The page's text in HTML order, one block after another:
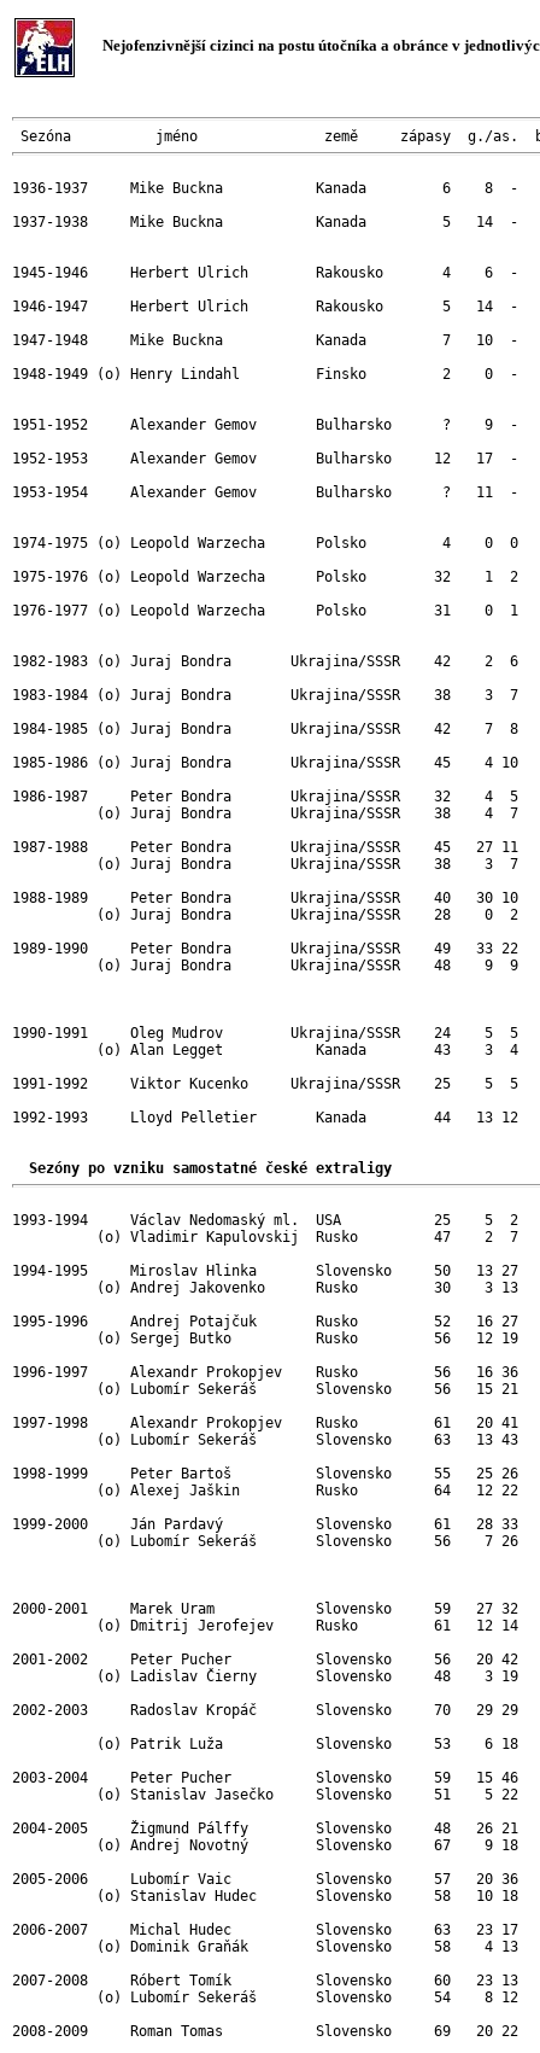
Nejofenzivnější cizinci na postu útočníka a obránce v
Sezóna          jméno               země     zápasy  g./as.
1936-1937     Mike Buckna           Kanada         6    8  -
1937-1938     Mike Buckna           Kanada         5   14  -
1945-1946     Herbert Ulrich        Rakousko       4    6  -
1946-1947     Herbert Ulrich        Rakousko       5   14  -
1947-1948     Mike Buckna           Kanada         7   10  -
1948-1949 (o) Henry Lindahl         Finsko         2    0
1951-1952     Alexander Gemov       Bulharsko      ?    9
1952-1953     Alexander Gemov       Bulharsko     12   17
1953-1954     Alexander Gemov       Bulharsko      ?   11
1974-1975 (o) Leopold Warzecha      Polsko         4    0
1975-1976 (o) Leopold Warzecha      Polsko        32    1
1976-1977 (o) Leopold Warzecha      Polsko        31    0
1982-1983 (o) Juraj Bondra       Ukrajina/SSSR    42
1983-1984 (o) Juraj Bondra       Ukrajina/SSSR    38    3
1984-1985 (o) Juraj Bondra       Ukrajina/SSSR    42    7
1985-1986 (o) Juraj Bondra       Ukrajina/SSSR    45    4
1986-1987     Peter Bondra       Ukrajina/SSSR    32    4
(o) Juraj Bondra       Ukrajina/SSSR    38    4  7
1987-1988     Peter Bondra       Ukrajina/SSSR    45   27
(o) Juraj Bondra       Ukrajina/SSSR    38    3  7
1988-1989     Peter Bondra       Ukrajina/SSSR    40   30
(o) Juraj Bondra       Ukrajina/SSSR    28    0  2
1989-1990     Peter Bondra       Ukrajina/SSSR    49   33
(o) Juraj Bondra       Ukrajina/SSSR    48    9  9
1990-1991     Oleg Mudrov        Ukrajina/SSSR    24    5
(o) Alan Legget           Kanada        43    3  4
1991-1992     Viktor Kucenko     Ukrajina/SSSR    25    5
1992-1993     Lloyd Pelletier       Kanada        44   13
Sezóny po vzniku samostatné české extraligy
1993-1994     Václav Nedomaský ml.  USA           25
(o) Vladimir Kapulovskij  Rusko         47    2  7
1994-1995     Miroslav Hlinka       Slovensko     50   13
(o) Andrej Jakovenko      Rusko         30    3 13
1995-1996     Andrej Potajčuk       Rusko         52   16
(o) Sergej Butko          Rusko         56   12 19
1996-1997     Alexandr Prokopjev    Rusko         56   16
(o) Lubomír Sekeráš       Slovensko     56   15 21
1997-1998     Alexandr Prokopjev    Rusko         61   20
(o) Lubomír Sekeráš       Slovensko     63   13 43
1998-1999     Peter Bartoš          Slovensko     55   25 26
(o) Alexej Jaškin         Rusko         64   12 22
1999-2000     Ján Pardavý           Slovensko     61   28
(o) Lubomír Sekeráš       Slovensko     56    7 26
2000-2001     Marek Uram            Slovensko     59   27
(o) Dmitrij Jerofejev     Rusko         61   12 14
2001-2002     Peter Pucher          Slovensko     56   20
(o) Ladislav Čierny       Slovensko     48    3 19
2002-2003     Radoslav Kropáč       Slovensko     70   29 29
(o) Patrik Luža           Slovensko     53    6 18
2003-2004     Peter Pucher          Slovensko     59   15
(o) Stanislav Jasečko     Slovensko     51    5 22
2004-2005     Žigmund Pálffy        Slovensko     48   26
(o) Andrej Novotný        Slovensko     67    9 18
2005-2006     Lubomír Vaic          Slovensko     57   20
(o) Stanislav Hudec       Slovensko     58   10 18
2006-2007     Michal Hudec          Slovensko     63   23 17
(o) Dominik Graňák        Slovensko     58    4 13
2007-2008     Róbert Tomík          Slovensko     60   23
(o) Lubomír Sekeráš       Slovensko     54    8 12
2008-2009     Roman Tomas           Slovensko     69   20 22